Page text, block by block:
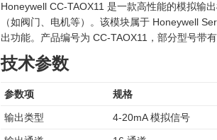
Honeywell CC-TAOX11 是一款高性能的模拟输
（如阀门、电机等）。该模块属于 Honeywell
出功能。产品编号为 CC-TAOX11，部分型号带
技术参数
参数项 规格
输出类型 4-20mA 模拟信号